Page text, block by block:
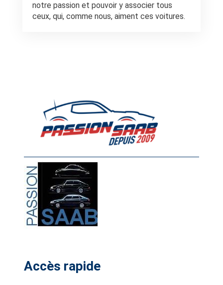
notre passion et pouvoir y associer tous
ceux, qui, comme nous, aiment ces voitures.
Accès rapide